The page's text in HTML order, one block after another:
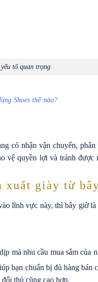
tố quan trọng
Shoes thế nào?
có nhận vận chuyển,
vệ quyền lợi và tránh được
xuất giày từ
lĩnh vực này, thì bây giờ
mà nhu cầu mua sắm của
bạn chuẩn bị đủ hàng bán
thủ cũng cao hơn.